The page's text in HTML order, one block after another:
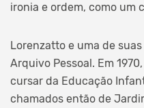
ironia e ordem, como um
Lorenzatto e uma de
Arquivo Pessoal. Em
cursar da Educação
chamados então de